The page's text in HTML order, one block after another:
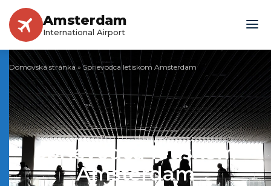
Amsterdam
International Airport
Domovská stránka»Sprievodca letiskom Amsterdam
Sprievodca letiskom
Amsterdam